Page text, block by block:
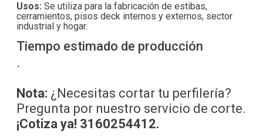
Usos: Se utiliza para la fabricación de estibas,
cerramientos, pisos deck internos y externos, sector
industrial y hogar.
Tiempo estimado de producción
-
Nota: ¿Necesitas cortar tu perfilería?
Pregunta por nuestro servicio de corte.
¡Cotiza ya! 3160254412.